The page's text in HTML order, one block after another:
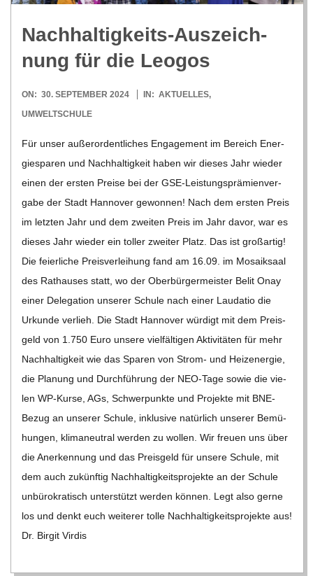
Nach­hal­tig­keits-Aus­zeich­
nung für die Leogos
2024-
09-
ON: 30. SEPTEMBER 2024 IN: AKTUELLES,
UMWELTSCHULE
Für unser außer­or­dent­li­ches Enga­ge­ment im Bereich Ener­
gie­spa­ren und Nach­hal­tig­keit haben wir die­ses Jahr wie­der
einen der ers­ten Preise bei der GSE-Leis­­tungs­­prä­­mi­en­­ver­­­
gabe der Stadt Han­no­ver gewon­nen! Nach dem ers­ten Preis
im letz­ten Jahr und dem zwei­ten Preis im Jahr davor, war es
die­ses Jahr wie­der ein tol­ler zwei­ter Platz. Das ist groß­ar­tig!
Die fei­er­li­che Preis­ver­lei­hung fand am 16.09. im Mosa­ik­saal
des Rat­hau­ses statt, wo der Ober­bür­ger­meis­ter Belit Onay
einer Dele­ga­tion unse­rer Schule nach einer Lau­da­tio die
Urkunde ver­lieh. Die Stadt Han­no­ver wür­digt mit dem Preis­
geld von 1.750 Euro unsere viel­fäl­ti­gen Akti­vi­tä­ten für mehr
Nach­hal­tig­keit wie das Spa­ren von Strom- und Heiz­ener­gie,
die Pla­nung und Durch­füh­rung der NEO-Tage sowie die vie­
len WP-Kurse, AGs, Schwer­punkte und Pro­jekte mit BNE-
Bezug an unse­rer Schule, inklu­sive natür­lich unse­rer Bemü­
hun­gen, kli­ma­neu­tral wer­den zu wol­len. Wir freuen uns über
die Aner­ken­nung und das Preis­geld für unsere Schule, mit
dem auch zukünf­tig Nach­hal­tig­keits­pro­jekte an der Schule
unbü­ro­kra­tisch unter­stützt wer­den kön­nen. Legt also gerne
los und denkt euch wei­te­rer tolle Nach­hal­tig­keits­pro­jekte aus!
Dr. Bir­git Vir­dis